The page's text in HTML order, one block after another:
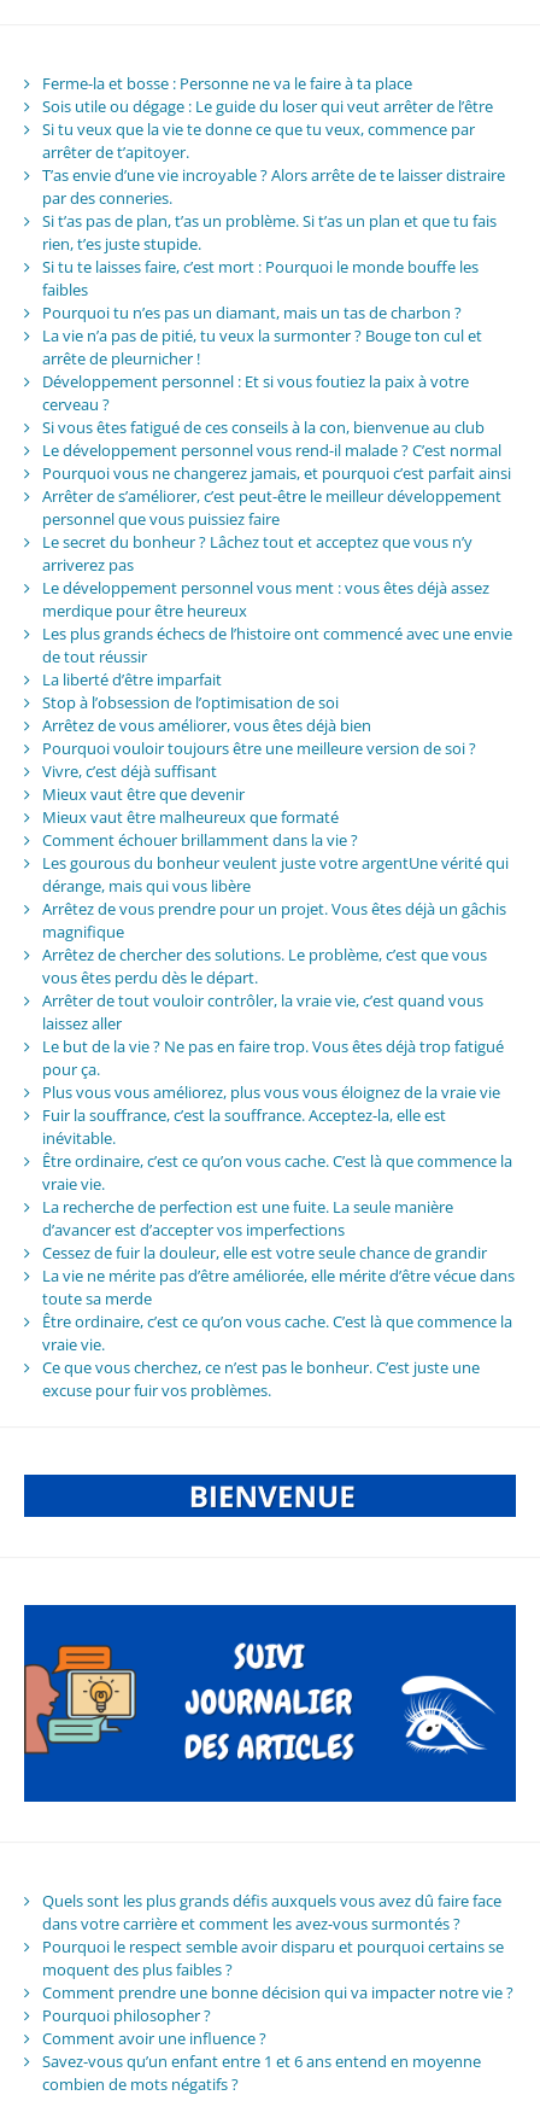
Ferme-la et bosse : Personne ne va le faire à ta place
Sois utile ou dégage : Le guide du loser qui veut arrêter de l’être
Si tu veux que la vie te donne ce que tu veux, commence par
arrêter de t’apitoyer.
T’as envie d’une vie incroyable ? Alors arrête de te laisser distraire
par des conneries.
Si t’as pas de plan, t’as un problème. Si t’as un plan et que tu fais
rien, t’es juste stupide.
Si tu te laisses faire, c’est mort : Pourquoi le monde bouffe les
faibles
Pourquoi tu n’es pas un diamant, mais un tas de charbon ?
La vie n’a pas de pitié, tu veux la surmonter ? Bouge ton cul et
arrête de pleurnicher !
Développement personnel : Et si vous foutiez la paix à votre
cerveau ?
Si vous êtes fatigué de ces conseils à la con, bienvenue au club
Le développement personnel vous rend-il malade ? C’est normal
Pourquoi vous ne changerez jamais, et pourquoi c’est parfait ainsi
Arrêter de s’améliorer, c’est peut-être le meilleur développement
personnel que vous puissiez faire
Le secret du bonheur ? Lâchez tout et acceptez que vous n’y
arriverez pas
Le développement personnel vous ment : vous êtes déjà assez
merdique pour être heureux
Les plus grands échecs de l’histoire ont commencé avec une envie
de tout réussir
La liberté d’être imparfait
Stop à l’obsession de l’optimisation de soi
Arrêtez de vous améliorer, vous êtes déjà bien
Pourquoi vouloir toujours être une meilleure version de soi ?
Vivre, c’est déjà suffisant
Mieux vaut être que devenir
Mieux vaut être malheureux que formaté
Comment échouer brillamment dans la vie ?
Les gourous du bonheur veulent juste votre argentUne vérité qui
dérange, mais qui vous libère
Arrêtez de vous prendre pour un projet. Vous êtes déjà un gâchis
magnifique
Arrêtez de chercher des solutions. Le problème, c’est que vous
vous êtes perdu dès le départ.
Arrêter de tout vouloir contrôler, la vraie vie, c’est quand vous
laissez aller
Le but de la vie ? Ne pas en faire trop. Vous êtes déjà trop fatigué
pour ça.
Plus vous vous améliorez, plus vous vous éloignez de la vraie vie
Fuir la souffrance, c’est la souffrance. Acceptez-la, elle est
inévitable.
Être ordinaire, c’est ce qu’on vous cache. C’est là que commence la
vraie vie.
La recherche de perfection est une fuite. La seule manière
d’avancer est d’accepter vos imperfections
Cessez de fuir la douleur, elle est votre seule chance de grandir
La vie ne mérite pas d’être améliorée, elle mérite d’être vécue dans
toute sa merde
Être ordinaire, c’est ce qu’on vous cache. C’est là que commence la
vraie vie.
Ce que vous cherchez, ce n’est pas le bonheur. C’est juste une
excuse pour fuir vos problèmes.
Quels sont les plus grands défis auxquels vous avez dû faire face
dans votre carrière et comment les avez-vous surmontés ?
Pourquoi le respect semble avoir disparu et pourquoi certains se
moquent des plus faibles ?
Comment prendre une bonne décision qui va impacter notre vie ?
Pourquoi philosopher ?
Comment avoir une influence ?
Savez-vous qu’un enfant entre 1 et 6 ans entend en moyenne
combien de mots négatifs ?